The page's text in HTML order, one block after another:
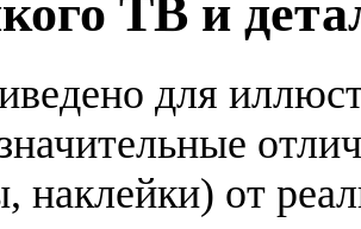
ТВ и
для
наклейки) от